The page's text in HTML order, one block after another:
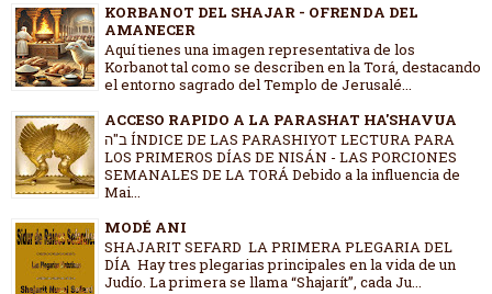
KORBANOT DEL SHAJAR - OFRENDA DEL
AMANECER
Aquí tienes una imagen representativa de los
Korbanot tal como se describen en la Torá, destacando
el entorno sagrado del Templo de Jerusalé...
ACCESO RAPIDO A LA PARASHAT HA'SHAVUA
ב"ה ÍNDICE DE LAS PARASHIYOT LECTURA PARA
LOS PRIMEROS DÍAS DE NISÁN - LAS PORCIONES
SEMANALES DE LA TORÁ Debido a la influencia de
Mai...
MODÉ ANI
SHAJARIT SEFARD LA PRIMERA PLEGARIA DEL
DÍA Hay tres plegarias principales en la vida de un
Judío. La primera se llama “Shajarít”, cada Ju...